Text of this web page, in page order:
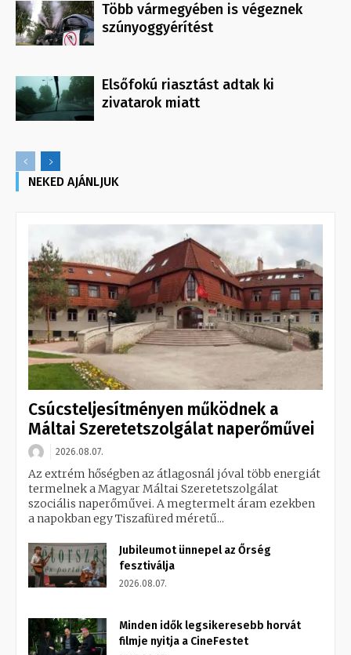
Több vármegyében is végeznek
szúnyoggyérítést
Elsőfokú riasztást adtak ki
zivatarok miatt
NEKED AJÁNLJUK
Csúcsteljesítményen működnek a
Máltai Szeretetszolgálat naperőművei
2026.08.07.
Az extrém hőségben az átlagosnál jóval több energiát
termelnek a Magyar Máltai Szeretetszolgálat
szociális naperőművei. A megtermelt áram ezekben
a napokban egy Tiszafüred méretű...
Jubileumot ünnepel az Őrség
fesztiválja
2026.08.07.
Minden idők legsikeresebb horvát
filmje nyitja a CineFestet